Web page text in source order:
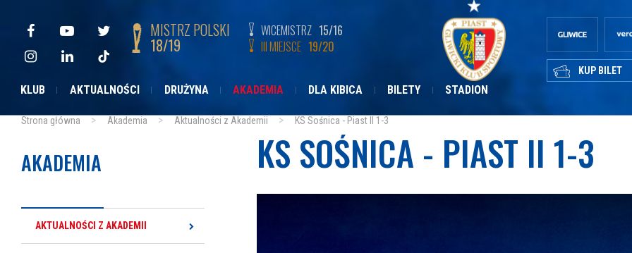
KUP BILET
MISTRZ POLSKI
18/19
WICEMISTRZ 15/16
III MIEJSCE 19/20
KLUB AKTUALNOŚCI DRUŻYNA AKADEMIA DLA KIBICA BILETY STADION
Strona główna Akademia Aktualności z Akademii KS Sośnica - Piast II 1-3
AKADEMIA
AKTUALNOŚCI Z AKADEMII
KS SOŚNICA - PIAST II 1-3